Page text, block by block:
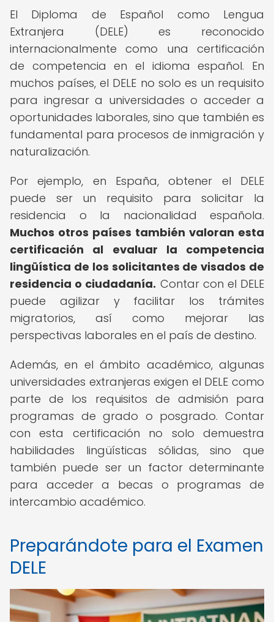
El Diploma de Español como Lengua
Extranjera (DELE) es reconocido
internacionalmente como una certificación
de competencia en el idioma español. En
muchos países, el DELE no solo es un requisito
para ingresar a universidades o acceder a
oportunidades laborales, sino que también es
fundamental para procesos de inmigración y
naturalización.
Por ejemplo, en España, obtener el DELE
puede ser un requisito para solicitar la
residencia o la nacionalidad española.
Muchos otros países también valoran esta
certificación al evaluar la competencia
lingüística de los solicitantes de visados de
residencia o ciudadanía. Contar con el DELE
puede agilizar y facilitar los trámites
migratorios, así como mejorar las
perspectivas laborales en el país de destino.
Además, en el ámbito académico, algunas
universidades extranjeras exigen el DELE como
parte de los requisitos de admisión para
programas de grado o posgrado. Contar
con esta certificación no solo demuestra
habilidades lingüísticas sólidas, sino que
también puede ser un factor determinante
para acceder a becas o programas de
intercambio académico.
Preparándote para el Examen
DELE